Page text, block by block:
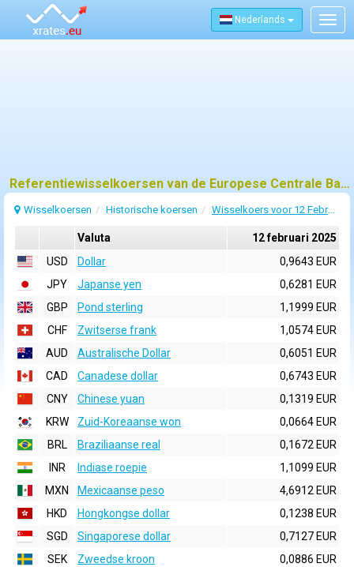
Nederlands
Referentiewisselkoersen van de Europese Centrale Bank (ECB) voor 12 februari 2025
Wisselkoersen Historische koersen Wisselkoers voor 12 Februari 2025
Valuta
12 februari 2025
USD
Dollar
0,9643 EUR
JPY
Japanse yen
0,6281 EUR
GBP
Pond sterling
1,1999 EUR
CHF
Zwitserse frank
1,0574 EUR
AUD
Australische Dollar
0,6051 EUR
CAD
Canadese dollar
0,6743 EUR
CNY
Chinese yuan
0,1319 EUR
KRW
Zuid-Koreaanse won
0,0664 EUR
BRL
Braziliaanse real
0,1672 EUR
INR
Indiase roepie
1,1099 EUR
MXN
Mexicaanse peso
4,6912 EUR
HKD
Hongkongse dollar
0,1238 EUR
SGD
Singaporese dollar
0,7127 EUR
SEK
Zweedse kroon
0,0886 EUR